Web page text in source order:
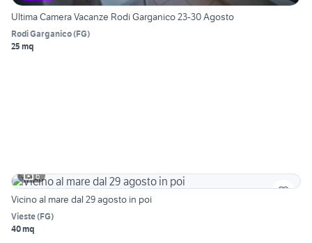
Ultima Camera Vacanze Rodi Garganico 23-30 Agosto
Rodi Garganico(FG)
25 mq
6
Vicino al mare dal 29 agosto in poi
Vieste(FG)
40 mq